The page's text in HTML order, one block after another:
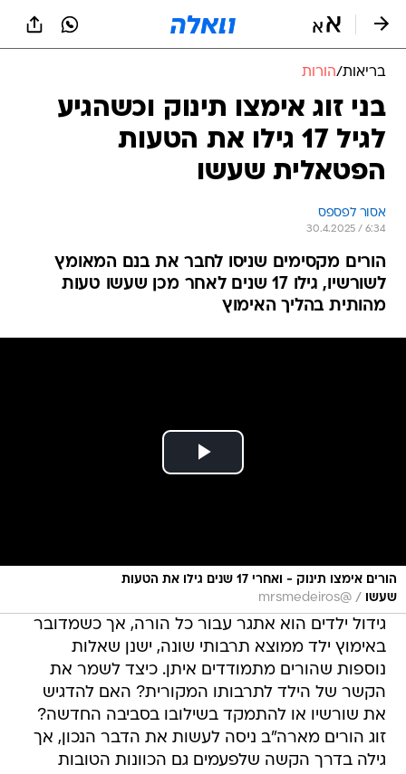
בריאות/הורות
בני זוג אימצו תינוק וכשהגיע
לגיל 17 גילו את הטעות
הפטאלית שעשו
אסור לפספס
30.4.2025 / 6:34
הורים מקסימים שניסו לחבר את בנם המאומץ
לשורשיו, גילו 17 שנים לאחר מכן שעשו טעות
מהותית בהליך האימוץ
הורים אימצו תינוק - ואחרי 17 שנים גילו את הטעות
שעשו
/
@mrsmedeiros
גידול ילדים הוא אתגר עבור כל הורה, אך כשמדובר
באימוץ ילד ממוצא תרבותי שונה, ישנן שאלות
נוספות שהורים מתמודדים איתן. כיצד לשמר את
הקשר של הילד לתרבותו המקורית? האם להדגיש
את שורשיו או להתמקד בשילובו בסביבה החדשה?
זוג הורים מארה"ב ניסה לעשות את הדבר הנכון, אך
גילה בדרך הקשה שלפעמים גם הכוונות הטובות